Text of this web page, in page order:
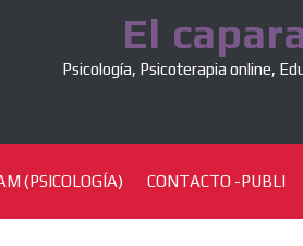
El
Psicología, Psicoterapia online,
(PSICOLOGÍA) CONTACTO -PUBLI